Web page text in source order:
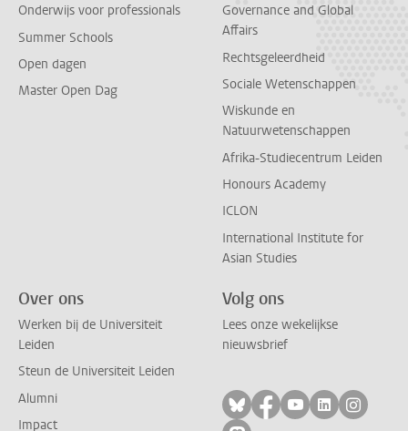
Onderwijs voor professionals
Summer Schools
Open dagen
Master Open Dag
Governance and Global
Affairs
Rechtsgeleerdheid
Sociale Wetenschappen
Wiskunde en
Natuurwetenschappen
Afrika-Studiecentrum Leiden
Honours Academy
ICLON
International Institute for
Asian Studies
Over ons
Werken bij de Universiteit
Leiden
Steun de Universiteit Leiden
Alumni
Impact
Volg ons
Lees onze wekelijkse
nieuwsbrief
Volg ons op bluesky
Volg ons op
Volg ons op
Volg ons
Volg